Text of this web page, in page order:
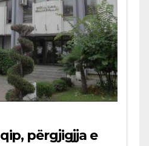
përgjigjja e